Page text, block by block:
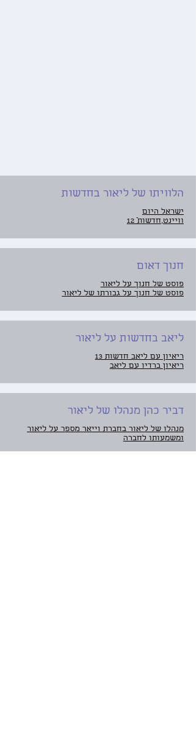
הלוויתו של ליאור בחדשות
ישראל היום
וויינט,חדשותֿ 12
חנוך דאום
פוסט של חנוך על ליאור
פוסט של חנוך על גבורתו של ליאור
ליאב בחדשות על ליאור
ריאיון עם ליאב חדשות 13
ריאיון ברדיו עם ליאב
דביר כהן מנהלו של ליאור
מנהלו של ליאור בחברת וייאר מספר על ליאור
ומשמעותו לחברה